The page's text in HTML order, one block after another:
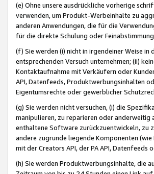
(e) Ohne unsere ausdrückliche vorherige
verwenden, um Produkt-Werbeinhalte zu
anderen Anwendungen, die für die
für die direkte Schulung oder
(f) Sie werden (i) nicht in irgendeiner Weise
entsprechenden Versuch unternehmen; (ii)
Kontaktaufnahme mit Verkäufern oder
API, Datenfeeds, Produktwerbungsinhalten
Eigentumsrechte oder gewerblicher
(g) Sie werden nicht versuchen, (i) die
manipulieren, zu reparieren oder
enthaltene Software zurückzuentwickeln, zu
andere zugrunde liegende Komponenten
mit der Creators API, der PA API,
(h) Sie werden Produktwerbungsinhalte, die